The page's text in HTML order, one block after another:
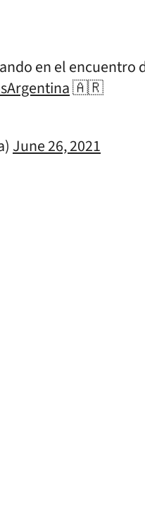
en el encuentro
🇦🇷
June 26, 2021